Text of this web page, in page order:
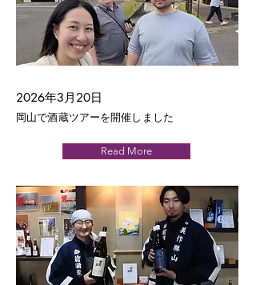
2026年3月20日
岡山で酒蔵ツアーを開催しました
Read More